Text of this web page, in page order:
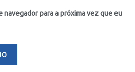
navegador para a próxima vez que eu